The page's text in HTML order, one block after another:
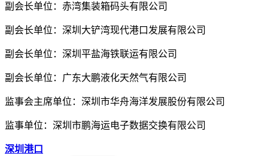
副会长单位：赤湾集装箱码头有限公司
副会长单位：深圳大铲湾现代港口发展有限公司
副会长单位：深圳平盐海铁联运有限公司
副会长单位：广东大鹏液化天然气有限公司
监事会主席单位：深圳市华舟海洋发展股份有限公司
监事单位：深圳市鹏海运电子数据交换有限公司
深圳港口